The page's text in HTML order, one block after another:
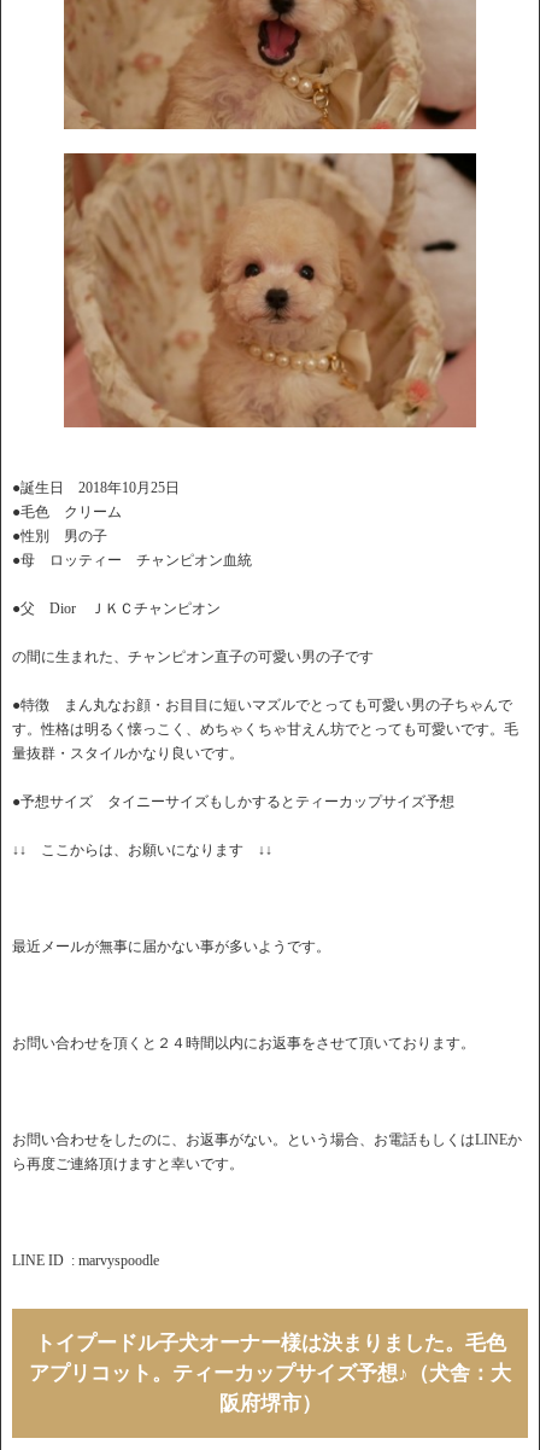
●誕生日 2018年10月25日
●毛色 クリーム
●性別 男の子
●母 ロッティー チャンピオン血統
●父 Dior ＪＫＣチャンピオン
の間に生まれた、チャンピオン直子の可愛い男の子です
●特徴 まん丸なお顔・お目目に短いマズルでとっても可愛い男の子ちゃんで
す。性格は明るく懐っこく、めちゃくちゃ甘えん坊でとっても可愛いです。毛
量抜群・スタイルかなり良いです。
●予想サイズ タイニーサイズもしかするとティーカップサイズ予想
↓↓ ここからは、お願いになります ↓↓
最近メールが無事に届かない事が多いようです。
お問い合わせを頂くと２４時間以内にお返事をさせて頂いております。
お問い合わせをしたのに、お返事がない。という場合、お電話もしくはLINEか
ら再度ご連絡頂けますと幸いです。
LINE ID : marvyspoodle
トイプードル子犬オーナー様は決まりました。毛色
アプリコット。ティーカップサイズ予想♪（犬舎：大
阪府堺市）